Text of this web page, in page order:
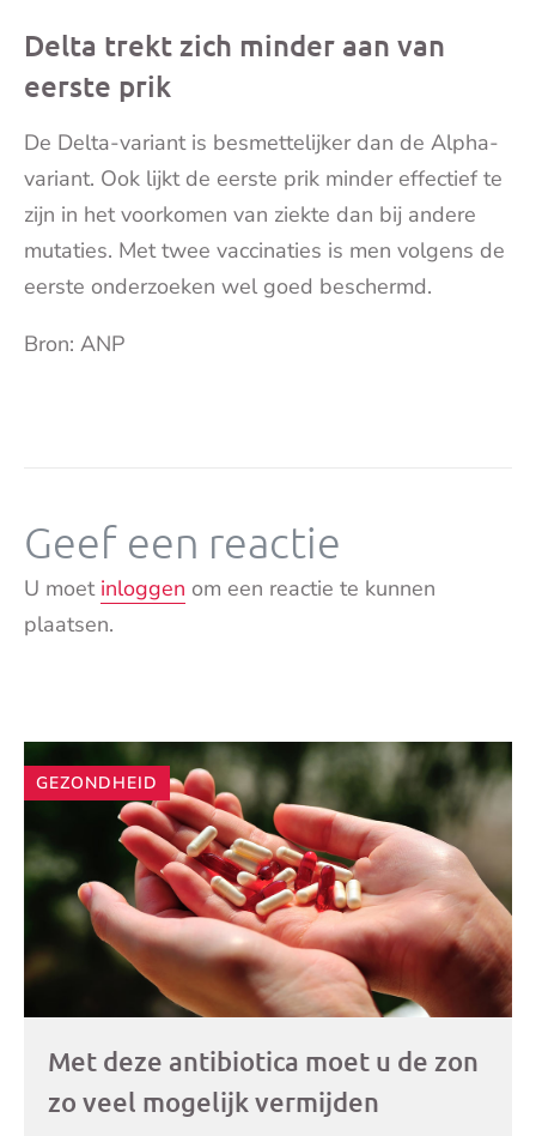
Delta trekt zich minder aan van
eerste prik
De Delta-variant is besmettelijker dan de Alpha-
variant. Ook lijkt de eerste prik minder effectief te
zijn in het voorkomen van ziekte dan bij andere
mutaties. Met twee vaccinaties is men volgens de
eerste onderzoeken wel goed beschermd.
Bron: ANP
Geef een reactie
U moet inloggen om een reactie te kunnen
plaatsen.
Andere
artikelen
GEZONDHEID
Met deze antibiotica moet u de zon
zo veel mogelijk vermijden